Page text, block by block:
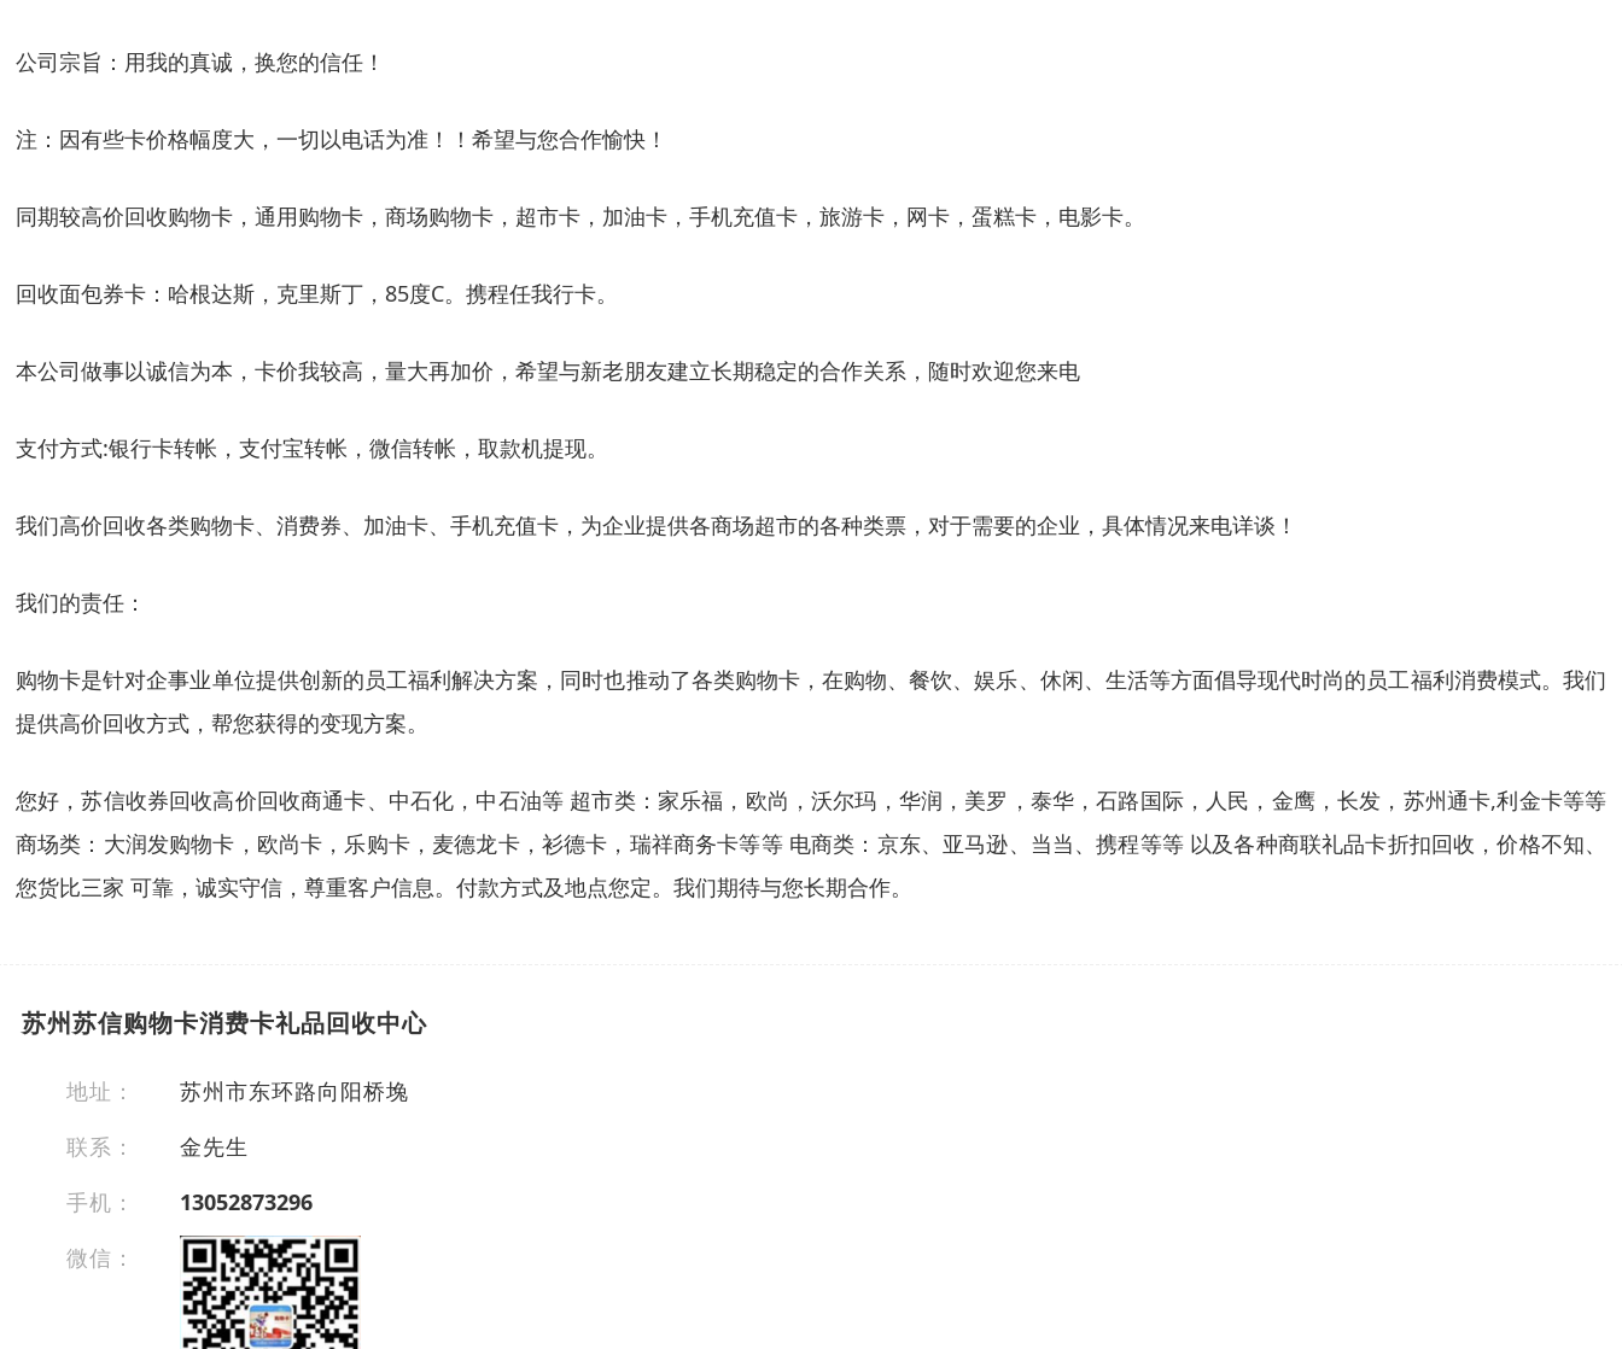
公司宗旨：用我的真诚，换您的信任！
注：因有些卡价格幅度大，一切以电话为准！！希望与您合作愉快！
同期较高价回收购物卡，通用购物卡，商场购物卡，超市卡，加油卡，手机充值卡，旅游卡，网卡，蛋糕卡，电影卡。
回收面包券卡：哈根达斯，克里斯丁，85度C。携程任我行卡。
本公司做事以诚信为本，卡价我较高，量大再加价，希望与新老朋友建立长期稳定的合作关系，随时欢迎您来电
支付方式:银行卡转帐，支付宝转帐，微信转帐，取款机提现。
我们高价回收各类购物卡、消费券、加油卡、手机充值卡，为企业提供各商场超市的各种类票，对于需要的企业，具体情况来电详谈！
我们的责任：
购物卡是针对企事业单位提供创新的员工福利解决方案，同时也推动了各类购物卡，在购物、餐饮、娱乐、休闲、生活等方面倡导现代时尚的员工福利消费模式。我们
提供高价回收方式，帮您获得的变现方案。
您好，苏信收券回收高价回收商通卡、中石化，中石油等 超市类：家乐福，欧尚，沃尔玛，华润，美罗，泰华，石路国际，人民，金鹰，长发，苏州通卡,利金卡等等
商场类：大润发购物卡，欧尚卡，乐购卡，麦德龙卡，衫德卡，瑞祥商务卡等等 电商类：京东、亚马逊、当当、携程等等 以及各种商联礼品卡折扣回收，价格不知、
您货比三家 可靠，诚实守信，尊重客户信息。付款方式及地点您定。我们期待与您长期合作。
苏州苏信购物卡消费卡礼品回收中心
地址：
苏州市东环路向阳桥堍
联系：
金先生
手机：
13052873296
微信：